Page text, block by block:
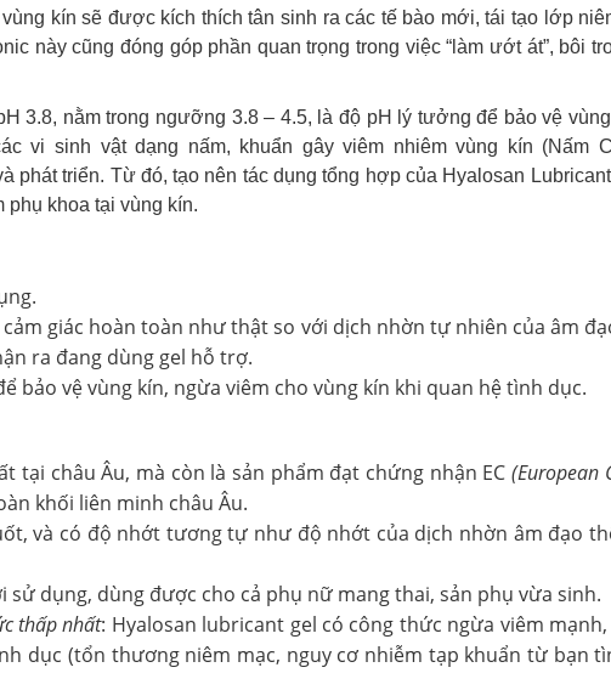
kín sẽ được kích thích tân sinh ra các tế bào mới, tái tạo lớp
này cũng đóng góp phần quan trọng trong việc “làm ướt át”, bôi
3.8, nằm trong ngưỡng 3.8 – 4.5, là độ pH lý tưởng để bảo vệ
vi sinh vật dạng nấm, khuẩn gây viêm nhiêm vùng kín (Nấm
phát triển. Từ đó, tạo nên tác dụng tổng hợp của Hyalosan
phụ khoa tại vùng kín.
giác hoàn toàn như thật so với dịch nhờn tự nhiên của âm
ra đang dùng gel hỗ trợ.
vệ vùng kín, ngừa viêm cho vùng kín khi quan hệ tình dục.
tại châu Âu, mà còn là sản phẩm đạt chứng nhận EC (European
khối liên minh châu Âu.
và có độ nhớt tương tự như độ nhớt của dịch nhờn âm đạo
dụng, dùng được cho cả phụ nữ mang thai, sản phụ vừa sinh.
thấp nhất: Hyalosan lubricant gel có công thức ngừa viêm
dục (tổn thương niêm mạc, nguy cơ nhiễm tạp khuẩn từ bạn